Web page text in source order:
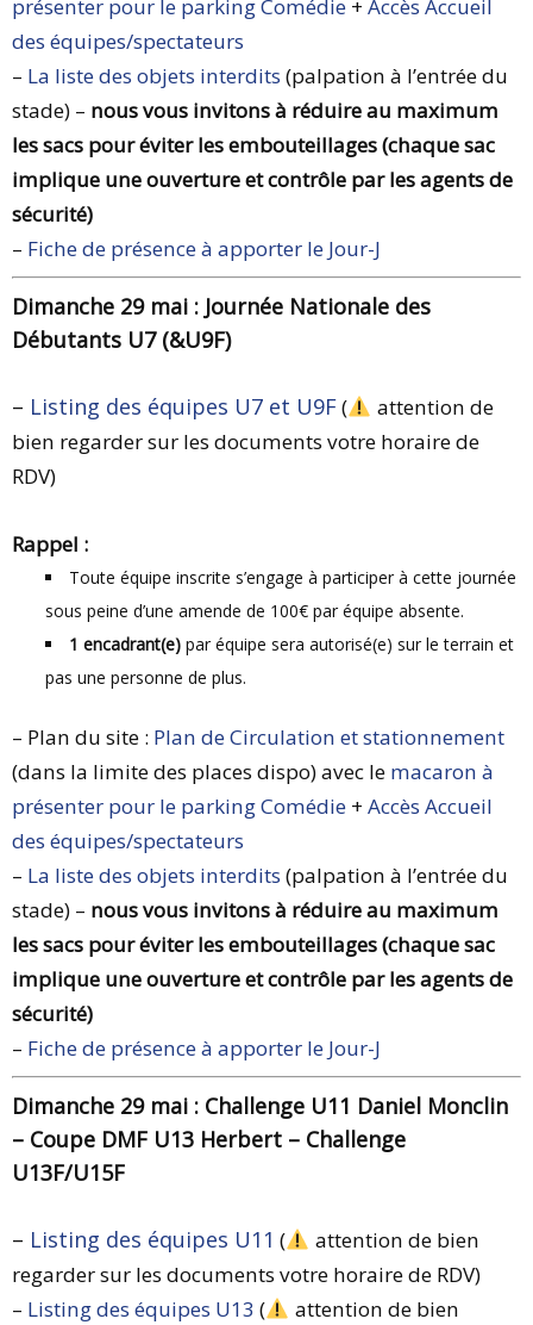
présenter pour le parking Comédie + Accès Accueil
des équipes/spectateurs
– La liste des objets interdits (palpation à l’entrée du
stade) – nous vous invitons à réduire au maximum
les sacs pour éviter les embouteillages (chaque sac
implique une ouverture et contrôle par les agents de
sécurité)
– Fiche de présence à apporter le Jour-J
Dimanche 29 mai : Journée Nationale des
Débutants U7 (&U9F)
– Listing des équipes U7 et U9F(
attention de
bien regarder sur les documents votre horaire de
RDV)
Rappel :
Toute équipe inscrite s’engage à participer à cette journée
sous peine d’une amende de 100€ par équipe absente.
1 encadrant(e) par équipe sera autorisé(e) sur le terrain et
pas une personne de plus.
– Plan du site : Plan de Circulation et stationnement
(dans la limite des places dispo) avec le macaron à
présenter pour le parking Comédie + Accès Accueil
des équipes/spectateurs
– La liste des objets interdits (palpation à l’entrée du
stade) – nous vous invitons à réduire au maximum
les sacs pour éviter les embouteillages (chaque sac
implique une ouverture et contrôle par les agents de
sécurité)
– Fiche de présence à apporter le Jour-J
Dimanche 29 mai : Challenge U11 Daniel Monclin
– Coupe DMF U13 Herbert – Challenge
U13F/U15F
– Listing des équipes U11 (
attention de bien
regarder sur les documents votre horaire de RDV)
– Listing des équipes U13 (
attention de bien